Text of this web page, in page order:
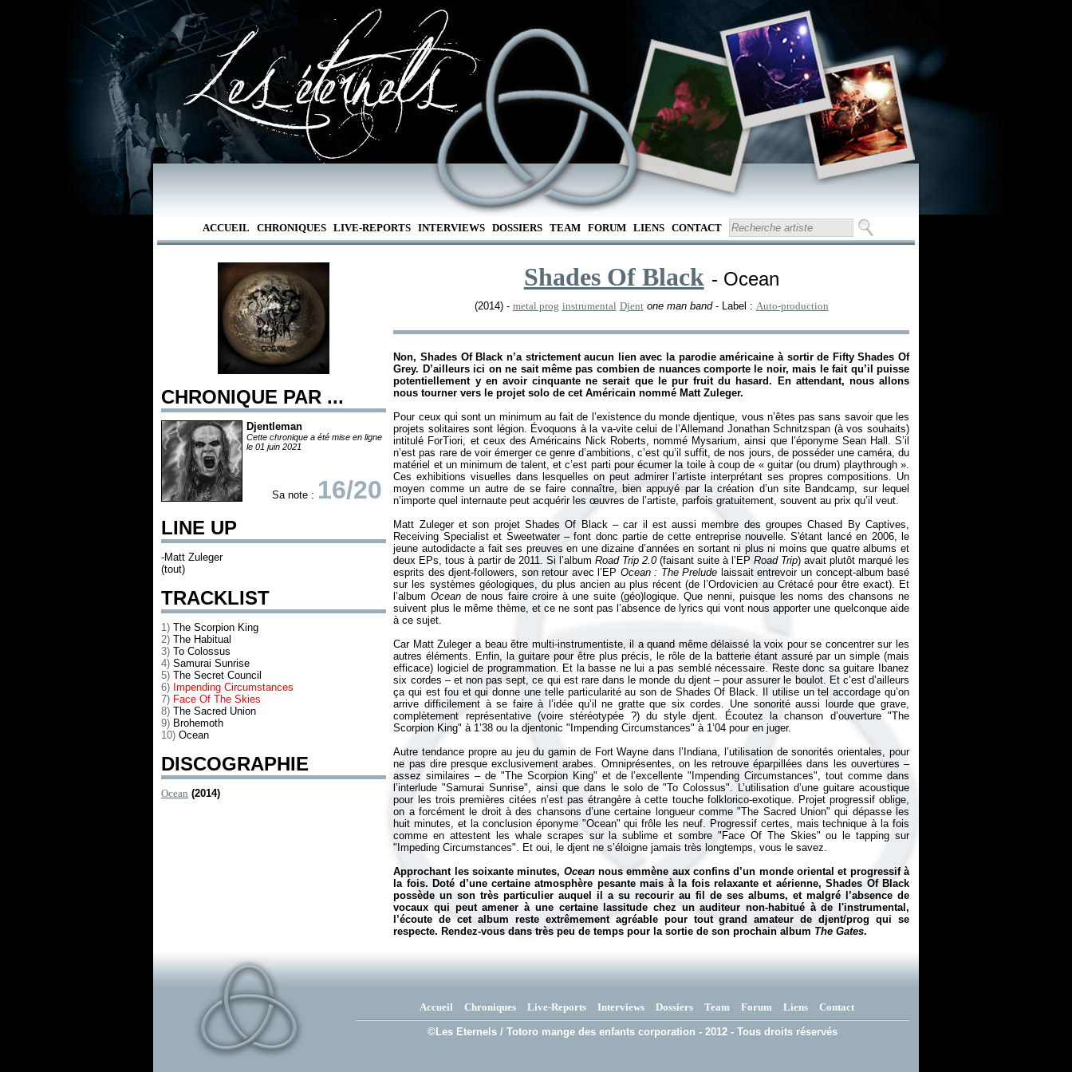
ACCUEIL CHRONIQUES LIVE-REPORTS INTERVIEWS DOSSIERS TEAM FORUM LIENS CONTACT
CHRONIQUE PAR ...
Djentleman
Cette chronique a été mise en ligne
le 01 juin 2021
Sa note : 16/20
LINE UP
-Matt Zuleger
(tout)
TRACKLIST
1) The Scorpion King
2) The Habitual
3) To Colossus
4) Samurai Sunrise
5) The Secret Council
6) Impending Circumstances
7) Face Of The Skies
8) The Sacred Union
9) Brohemoth
10) Ocean
DISCOGRAPHIE
Ocean (2014)
Shades Of Black - Ocean
(2014) - metal prog instrumental Djent one man band- Label : Auto-production
Non, Shades Of Black n’a strictement aucun lien avec la parodie américaine à sortir de Fifty Shades Of
Grey. D’ailleurs ici on ne sait même pas combien de nuances comporte le noir, mais le fait qu’il puisse
potentiellement y en avoir cinquante ne serait que le pur fruit du hasard. En attendant, nous allons
nous tourner vers le projet solo de cet Américain nommé Matt Zuleger.
Pour ceux qui sont un minimum au fait de l’existence du monde djentique, vous n’êtes pas sans savoir que les
projets solitaires sont légion. Évoquons à la va-vite celui de l’Allemand Jonathan Schnitzspan (à vos souhaits)
intitulé ForTiori, et ceux des Américains Nick Roberts, nommé Mysarium, ainsi que l’éponyme Sean Hall. S’il
n’est pas rare de voir émerger ce genre d’ambitions, c’est qu’il suffit, de nos jours, de posséder une caméra, du
matériel et un minimum de talent, et c’est parti pour écumer la toile à coup de « guitar (ou drum) playthrough».
Ces exhibitions visuelles dans lesquelles on peut admirer l’artiste interprétant ses propres compositions. Un
moyen comme un autre de se faire connaître, bien appuyé par la création d’un site Bandcamp, sur lequel
n’importe quel internaute peut acquérir les œuvres de l’artiste, parfois gratuitement, souvent au prix qu’il veut.
Matt Zuleger et son projet Shades Of Black – car il est aussi membre des groupes Chased By Captives,
Receiving Specialist et Sweetwater – font donc partie de cette entreprise nouvelle. S'étant lancé en 2006, le
jeune autodidacte a fait ses preuves en une dizaine d’années en sortant ni plus ni moins que quatre albums et
deux EPs, tous à partir de 2011. Si l’album Road Trip 2.0(faisant suite à l’EP Road Trip) avait plutôt marqué les
esprits des djent-followers, son retour avec l’EP Ocean : The Prelude laissait entrevoir un concept-album basé
sur les systèmes géologiques, du plus ancien au plus récent (de l’Ordovicien au Crétacé pour être exact). Et
l’album Ocean de nous faire croire à une suite (géo)logique. Que nenni, puisque les noms des chansons ne
suivent plus le même thème, et ce ne sont pas l’absence de lyrics qui vont nous apporter une quelconque aide
à ce sujet.
Car Matt Zuleger a beau être multi-instrumentiste, il a quand même délaissé la voix pour se concentrer sur les
autres éléments. Enfin, la guitare pour être plus précis, le rôle de la batterie étant assuré par un simple (mais
efficace) logiciel de programmation. Et la basse ne lui a pas semblé nécessaire. Reste donc sa guitare Ibanez
six cordes – et non pas sept, ce qui est rare dans le monde du djent – pour assurer le boulot. Et c’est d’ailleurs
ça qui est fou et qui donne une telle particularité au son de Shades Of Black. Il utilise un tel accordage qu’on
arrive difficilement à se faire à l’idée qu’il ne gratte que six cordes. Une sonorité aussi lourde que grave,
complètement représentative (voire stéréotypée ?) du style djent. Écoutez la chanson d’ouverture "The
Scorpion King" à 1’38 ou la djentonic "Impending Circumstances" à 1’04 pour en juger.
Autre tendance propre au jeu du gamin de Fort Wayne dans l’Indiana, l’utilisation de sonorités orientales, pour
ne pas dire presque exclusivement arabes. Omniprésentes, on les retrouve éparpillées dans les ouvertures –
assez similaires – de "The Scorpion King" et de l’excellente "Impending Circumstances", tout comme dans
l’interlude "Samurai Sunrise", ainsi que dans le solo de "To Colossus". L’utilisation d’une guitare acoustique
pour les trois premières citées n’est pas étrangère à cette touche folklorico-exotique. Projet progressif oblige,
on a forcément le droit à des chansons d’une certaine longueur comme "The Sacred Union" qui dépasse les
huit minutes, et la conclusion éponyme "Ocean" qui frôle les neuf. Progressif certes, mais technique à la fois
comme en attestent les whale scrapes sur la sublime et sombre "Face Of The Skies" ou le tapping sur
"Impeding Circumstances". Et oui, le djent ne s’éloigne jamais très longtemps, vous le savez.
Approchant les soixante minutes, Oceannous emmène aux confins d’un monde oriental et progressif à
la fois. Doté d’une certaine atmosphère pesante mais à la fois relaxante et aérienne, Shades Of Black
possède un son très particulier auquel il a su recourir au fil de ses albums, et malgré l’absence de
vocaux qui peut amener à une certaine lassitude chez un auditeur non-habitué à de l'instrumental,
l’écoute de cet album reste extrêmement agréable pour tout grand amateur de djent/prog qui se
respecte. Rendez-vous dans très peu de temps pour la sortie de son prochain album The Gates.
Accueil Chroniques Live-Reports Interviews Dossiers Team Forum Liens Contact
©Les Eternels / Totoro mange des enfants corporation - 2012 - Tous droits réservés